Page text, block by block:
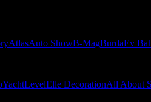
AtlasAuto ShowB-MagBurdaEv
YachtLevelElle DecorationAll About